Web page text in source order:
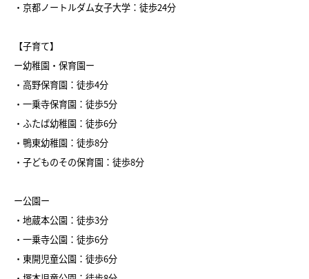
・京都ノートルダム女子大学：徒歩24分
【子育て】
ー幼稚園・保育園ー
・高野保育園：徒歩4分
・一乗寺保育園：徒歩5分
・ふたば幼稚園：徒歩6分
・鴨東幼稚園：徒歩8分
・子どものその保育園：徒歩8分
ー公園ー
・地蔵本公園：徒歩3分
・一乗寺公園：徒歩6分
・東開児童公園：徒歩6分